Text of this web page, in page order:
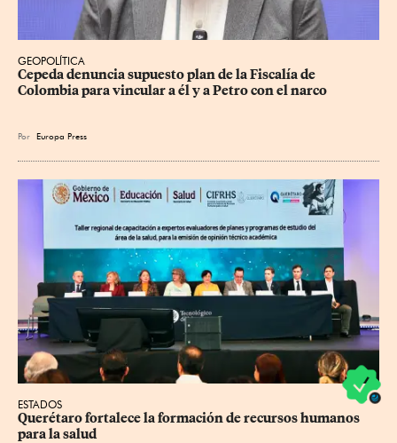
GEOPOLÍTICA
Cepeda denuncia supuesto plan de la Fiscalía de
Colombia para vincular a él y a Petro con el narco
Por Europa Press
ESTADOS
Querétaro fortalece la formación de recursos humanos
para la salud